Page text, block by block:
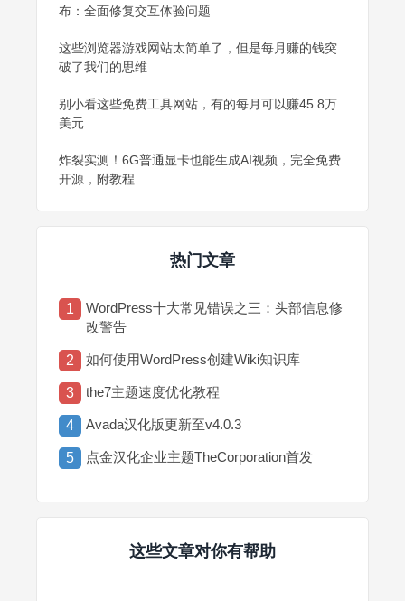
布：全面修复交互体验问题
这些浏览器游戏网站太简单了，但是每月赚的钱突
破了我们的思维
别小看这些免费工具网站，有的每月可以赚45.8万
美元
炸裂实测！6G普通显卡也能生成AI视频，完全免费
开源，附教程
热门文章
1
WordPress十大常见错误之三：头部信息修
改警告
2 如何使用WordPress创建Wiki知识库
3 the7主题速度优化教程
4 Avada汉化版更新至v4.0.3
5 点金汉化企业主题TheCorporation首发
这些文章对你有帮助